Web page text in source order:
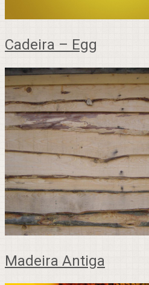
Cadeira – Egg
Madeira Antiga